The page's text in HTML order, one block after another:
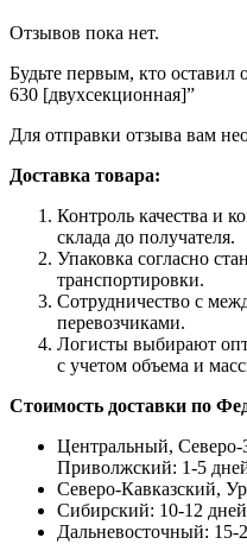
Отзывов пока нет.
Будьте первым, кто
630 [двухсекционная]”
Для отправки отзыва вам
Доставка товара:
Контроль качества и
склада до получателя.
Упаковка согласно
транспортировки.
Сотрудничество с
перевозчиками.
Логисты выбирают
с учетом объема и
Стоимость доставки по
Центральный,
Приволжский: 1-5
Северо-Кавказский,
Сибирский: 10-12
Дальневосточный: 15-